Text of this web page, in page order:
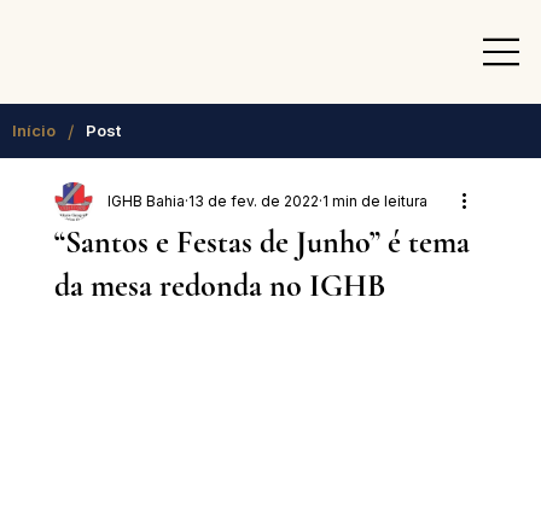
Início / Post
“Santos e Festas de Junho” é tema
da mesa redonda no IGHB
IGHB Bahia 13 de fev. de 2022 1 min de leitura